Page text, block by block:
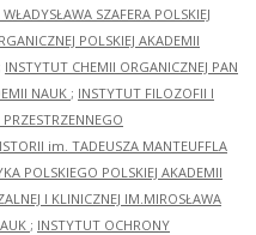
SZAFERA POLSKIEJ
POLSKIEJ AKADEMII
INSTYTUT CHEMII ORGANICZNEJ PAN
NAUK ; INSTYTUT FILOZOFII I
im. TADEUSZA MANTEUFFLA
POLSKIEGO POLSKIEJ AKADEMII
I KLINICZNEJ IM.MIROSŁAWA
; INSTYTUT OCHRONY